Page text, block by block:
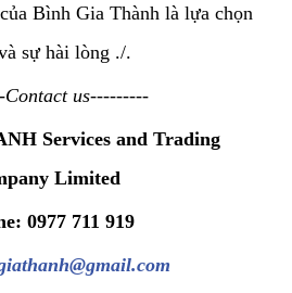
Bình Gia Thành là lựa chọn
sự hài lòng ./.
us---------
Services and Trading
Limited
0977 711 919